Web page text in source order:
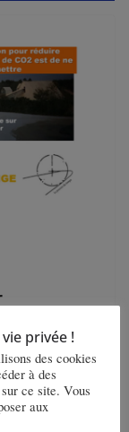
NF
une
privée !
des cookies
à des
ce site. Vous
aux